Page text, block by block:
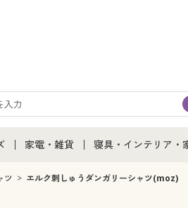
通販すべて
家電・雑貨
家電・雑貨すべて
寝具・インテリア・
寝具・インテリア・
ツ エルク刺しゅうダンガリーシャツ(moz)